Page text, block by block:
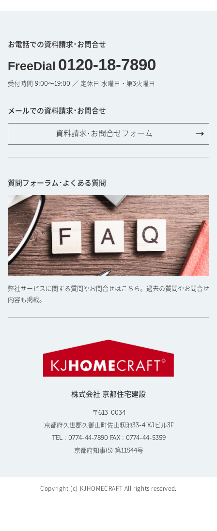
お電話での資料請求･お問合せ
FreeDial 0120-18-7890
受付時間 9:00〜19:00 ／ 定休日 水曜日・第3火曜日
メールでの資料請求･お問合せ
資料請求･お問合せフォーム
質問フォーラム･よくある質問
弊社サービスに関する質問やお問合せはこちら。過去の質問やお問合せ
内容も掲載。
株式会社 京都住宅建設
〒613-0034
京都府久世郡久御山町佐山籾池33-4 KJビル3F
TEL : 0774-44-7890 FAX : 0774-44-5359
京都府知事(5) 第11544号
Copyright (c) KJHOMECRAFT All rights reserved.